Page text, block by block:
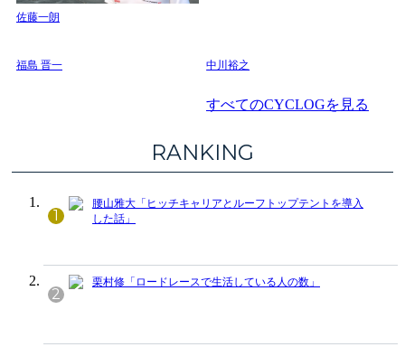
佐藤一朗
福島 晋一 中川裕之
すべてのCYCLOGを見る
RANKING
1
腰山雅大「ヒッチキャリアとルーフトップテントを導入
した話」
2
栗村修「ロードレースで生活している人の数」